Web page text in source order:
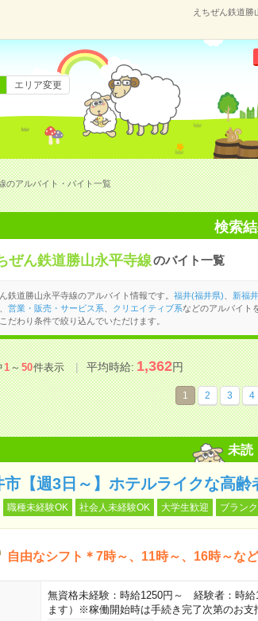
えちぜん鉄道勝
エリア変更
のアルバイト・バイト一覧
検索
ぜん鉄道勝山永平寺線のバイト一覧
鉄道勝山永平寺線のアルバイト情報です。 福井(福井県) 新福井
営業・販売・サービス系 クリエイティブ系などのアルバイト
だわり条件で絞り込んでいただけます。
1～50件表示 平均時給:1,362円
1 2 3 4
未読
市【週3日～】ホテルライクな高齢
職種未経験OK 社会人未経験OK 大学生歓迎 ブラン
自由なシフト＊7時～、11時～、16時～な
無資格未経験：時給1250円～ 経験者：時
ます）※稼働開始時は手続き完了次第のお支